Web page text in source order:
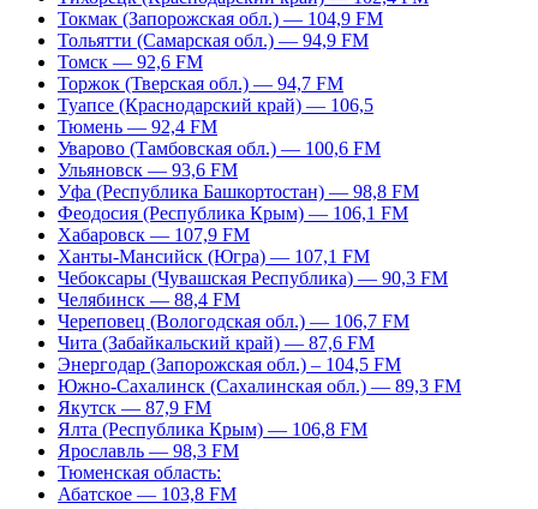
Токмак (Запорожская обл.) — 104,9 FM
Тольятти (Самарская обл.) — 94,9 FM
Томск — 92,6 FM
Торжок (Тверская обл.) — 94,7 FM
Туапсе (Краснодарский край) — 106,5
Тюмень — 92,4 FM
Уварово (Тамбовская обл.) — 100,6 FM
Ульяновск — 93,6 FM
Уфа (Республика Башкортостан) — 98,8 FM
Феодосия (Республика Крым) — 106,1 FM
Хабаровск — 107,9 FM
Ханты-Мансийск (Югра) — 107,1 FM
Чебоксары (Чувашская Республика) — 90,3 FM
Челябинск — 88,4 FM
Череповец (Вологодская обл.) — 106,7 FM
Чита (Забайкальский край) — 87,6 FM
Энергодар (Запорожская обл.) – 104,5 FM
Южно-Сахалинск (Сахалинская обл.) — 89,3 FM
Якутск — 87,9 FM
Ялта (Республика Крым) — 106,8 FM
Ярославль — 98,3 FM
Тюменская область:
Абатское — 103,8 FM